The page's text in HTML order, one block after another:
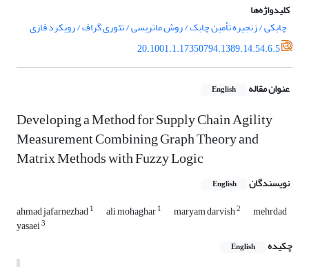
کلیدواژه‌ها
چابکی / زنجیره تأمین چابک / روش ماتریسی / تئوری گراف / رویکرد فازی
20.1001.1.17350794.1389.14.54.6.5
عنوان مقاله English
Developing a Method for Supply Chain Agility
Measurement Combining Graph Theory and
Matrix Methods with Fuzzy Logic
نویسندگان English
ahmad jafarnezhad1 ali mohaghar1 maryam darvish2 mehrdad
yasaei3
چکیده English